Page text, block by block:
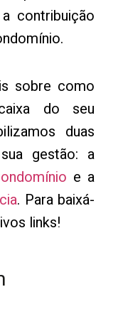
contribuição
sobre como
do seu
duas
gestão: a
e a
. Para baixá-
links!